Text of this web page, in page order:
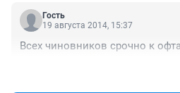
Гость
19 августа 2014, 15:37
Всех чиновников срочно к